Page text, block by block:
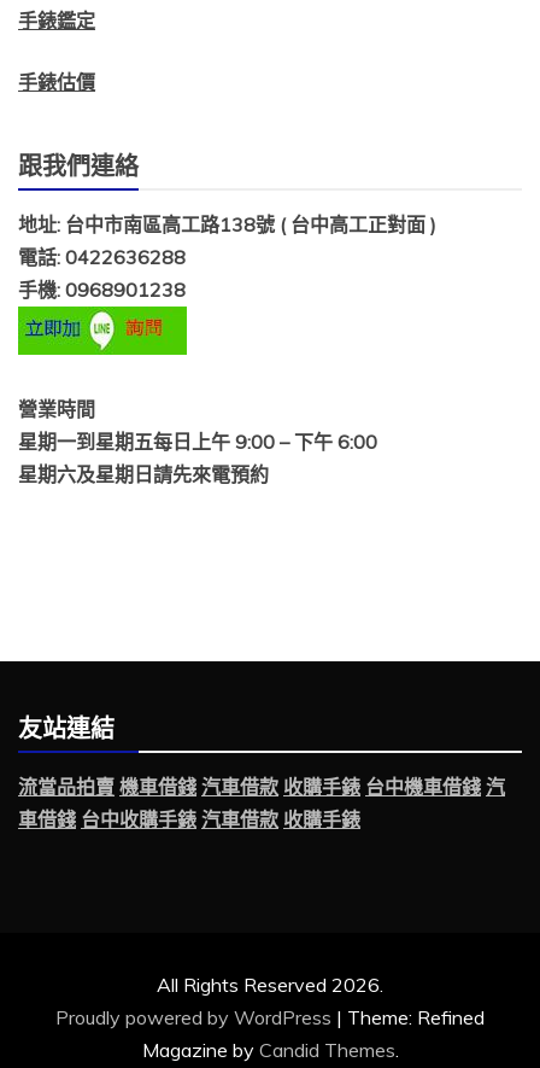
手錶鑑定
手錶估價
跟我們連絡
地址: 台中市南區高工路138號 ( 台中高工正對面 )
電話: 0422636288
手機: 0968901238
營業時間
星期一到星期五每日上午 9:00 – 下午 6:00
星期六及星期日請先來電預約
友站連結
流當品拍賣 機車借錢 汽車借款 收購手錶 台中機車借錢 汽
車借錢 台中收購手錶 汽車借款 收購手錶
All Rights Reserved 2026.
Proudly powered by WordPress | Theme: Refined
Magazine by Candid Themes.